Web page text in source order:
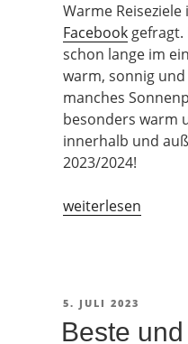
Warme
Facebook
schon lange im
warm, sonnig
manches
besonders warm
innerhalb und
2023/2024!
„Warm
Europa
und
weiterlesen
VERÖFFENTLICHT
5. JULI 2023
Beste